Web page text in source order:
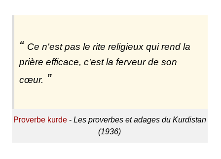
Ce n'est pas le rite religieux qui rend la
prière efficace, c'est la ferveur de son
cœur.
Proverbe kurde- Les proverbes et adages du Kurdistan
(1936)